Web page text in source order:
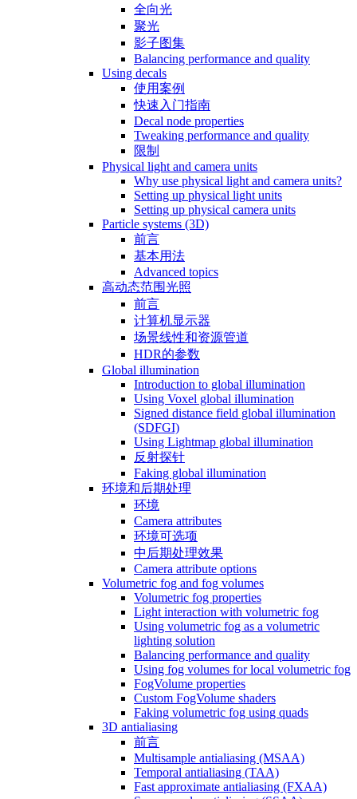
全向光
聚光
影子图集
Balancing performance and quality
Using decals
使用案例
快速入门指南
Decal node properties
Tweaking performance and quality
限制
Physical light and camera units
Why use physical light and camera units?
Setting up physical light units
Setting up physical camera units
Particle systems (3D)
前言
基本用法
Advanced topics
高动态范围光照
前言
计算机显示器
场景线性和资源管道
HDR的参数
Global illumination
Introduction to global illumination
Using Voxel global illumination
Signed distance field global illumination
(SDFGI)
Using Lightmap global illumination
反射探针
Faking global illumination
环境和后期处理
环境
Camera attributes
环境可选项
中后期处理效果
Camera attribute options
Volumetric fog and fog volumes
Volumetric fog properties
Light interaction with volumetric fog
Using volumetric fog as a volumetric
lighting solution
Balancing performance and quality
Using fog volumes for local volumetric fog
FogVolume properties
Custom FogVolume shaders
Faking volumetric fog using quads
3D antialiasing
前言
Multisample antialiasing (MSAA)
Temporal antialiasing (TAA)
Fast approximate antialiasing (FXAA)